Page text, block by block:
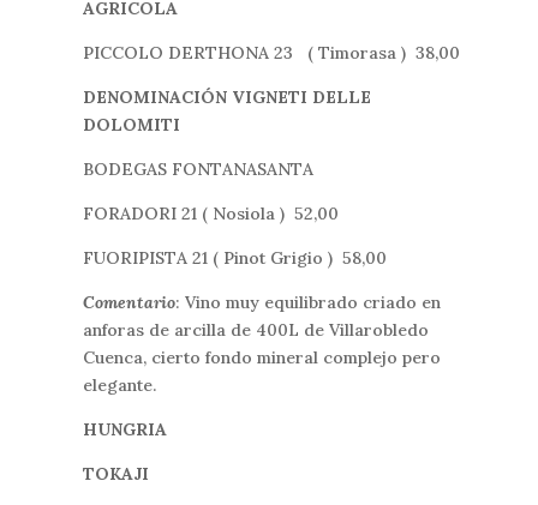
AGRICOLA
PICCOLO DERTHONA 23 ( Timorasa ) 38,00
DENOMINACIÓN VIGNETI DELLE
DOLOMITI
BODEGAS FONTANASANTA
FORADORI 21 ( Nosiola ) 52,00
FUORIPISTA 21 ( Pinot Grigio ) 58,00
Comentario: Vino muy equilibrado criado en
anforas de arcilla de 400L de Villarobledo
Cuenca, cierto fondo mineral complejo pero
elegante.
HUNGRIA
TOKAJI